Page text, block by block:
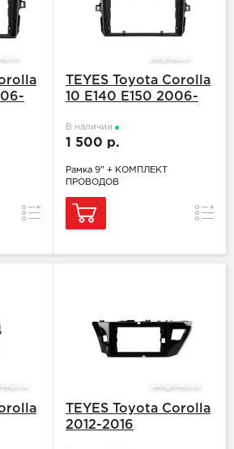
Сравнение
TEYES Toyota Corolla
10 E140 E150 2006-
В наличии
1 500 р.
Рамка 9" + КОМПЛЕКТ
ПРОВОДОВ
TEYES Toyota Corolla
2012-2016